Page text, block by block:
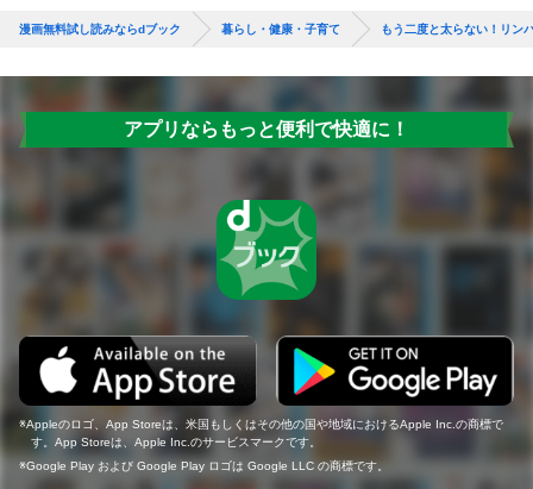
漫画無料試し読みならdブック 暮らし・健康・子育て もう二度と太らない！リン
アプリならもっと便利で快適に！
Appleのロゴ、App Storeは、米国もしくはその他の国や地域におけるApple Inc.の商標で
す。App Storeは、Apple Inc.のサービスマークです。
Google Play および Google Play ロゴは Google LLC の商標です。